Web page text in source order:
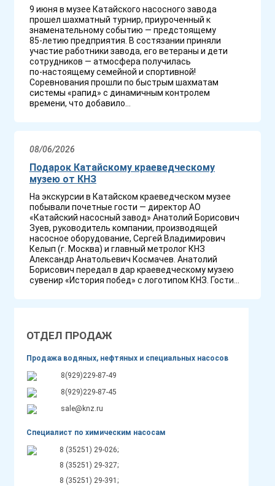
ОТДЕЛ ПРОДАЖ
Продажа водяных, нефтяных и специальных насосов
8(929)229-87-49
8(929)229-87-45
sale@knz.ru
Специалист по химическим насосам
8 (35251) 29-026;
8 (35251) 29-327;
8 (35251) 29-391;
9 июня в музее Катайского насосного завода
прошел шахматный турнир, приуроченный к
знаменательному событию — предстоящему
85‑летию предприятия. В состязании приняли
участие работники завода, его ветераны и дети
сотрудников — атмосфера получилась
по‑настоящему семейной и спортивной!
Соревнования прошли по быстрым шахматам
системы «рапид» с динамичным контролем
времени, что добавило...
08/06/2026
Подарок Катайскому краеведческому
музею от КНЗ
На экскурсии в Катайском краеведческом музее
побывали почетные гости — директор АО
«Катайский насосный завод» Анатолий Борисович
Зуев, руководитель компании, производящей
насосное оборудование, Сергей Владимирович
Келып (г. Москва) и главный метролог КНЗ
Александр Анатольевич Космачев. Анатолий
Борисович передал в дар краеведческому музею
сувенир «История побед» с логотипом КНЗ. Гости...